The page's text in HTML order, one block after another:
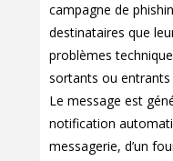
campagne de
destinataires que
problèmes
sortants ou entrants
Le message est
notification
messagerie, d’un